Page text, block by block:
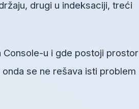
drugi u indeksaciji, treći
Console-u i gde postoji prostor
se ne rešava isti problem